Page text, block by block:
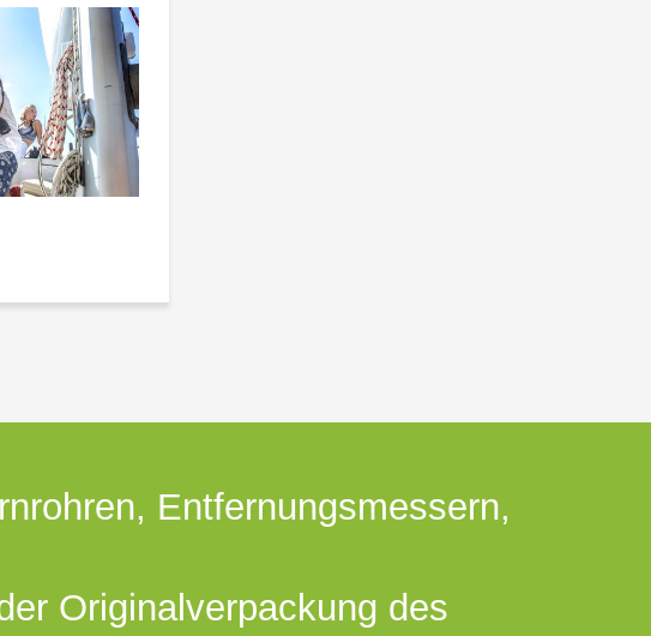
Entfernungsmessern,
Originalverpackung des